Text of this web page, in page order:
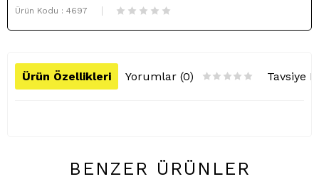
Ürün Kodu : 4697
Ürün Özellikleri Yorumlar (0) Tavsiye
BENZER ÜRÜNLER